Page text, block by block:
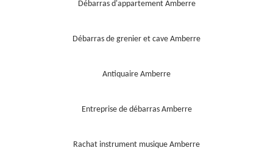
Débarras d'appartement Amberre
Débarras de grenier et cave Amberre
Antiquaire Amberre
Entreprise de débarras Amberre
Rachat instrument musique Amberre